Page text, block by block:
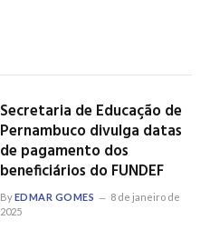
Secretaria de Educação de
Pernambuco divulga datas
de pagamento dos
beneficiários do FUNDEF
ByEDMAR GOMES
8 de janeiro de
2025